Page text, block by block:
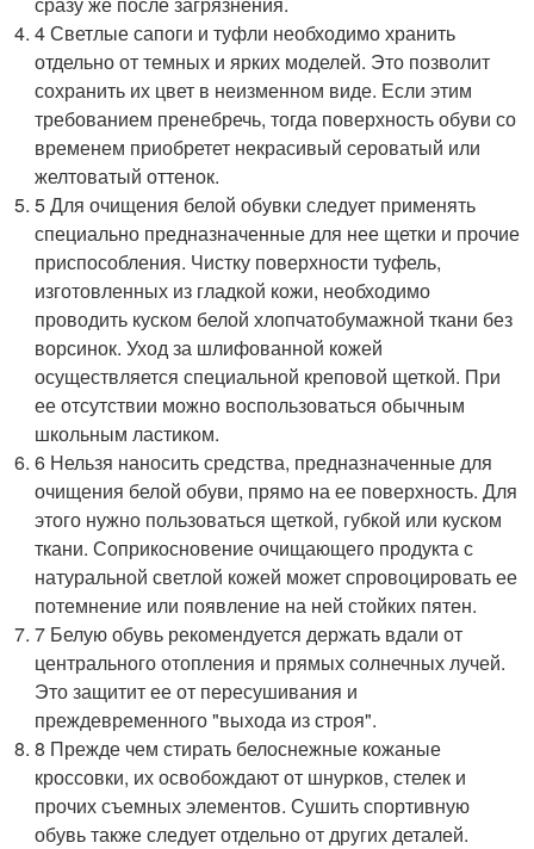
4 Светлые сапоги и туфли необходимо хранить
отдельно от темных и ярких моделей. Это позволит
сохранить их цвет в неизменном виде. Если этим
требованием пренебречь, тогда поверхность обуви со
временем приобретет некрасивый сероватый или
желтоватый оттенок.
5 Для очищения белой обувки следует применять
специально предназначенные для нее щетки и прочие
приспособления. Чистку поверхности туфель,
изготовленных из гладкой кожи, необходимо
проводить куском белой хлопчатобумажной ткани без
ворсинок. Уход за шлифованной кожей
осуществляется специальной креповой щеткой. При
ее отсутствии можно воспользоваться обычным
школьным ластиком.
6 Нельзя наносить средства, предназначенные для
очищения белой обуви, прямо на ее поверхность. Для
этого нужно пользоваться щеткой, губкой или куском
ткани. Соприкосновение очищающего продукта с
натуральной светлой кожей может спровоцировать ее
потемнение или появление на ней стойких пятен.
7 Белую обувь рекомендуется держать вдали от
центрального отопления и прямых солнечных лучей.
Это защитит ее от пересушивания и
преждевременного "выхода из строя".
8 Прежде чем стирать белоснежные кожаные
кроссовки, их освобождают от шнурков, стелек и
прочих съемных элементов. Сушить спортивную
обувь также следует отдельно от других деталей.